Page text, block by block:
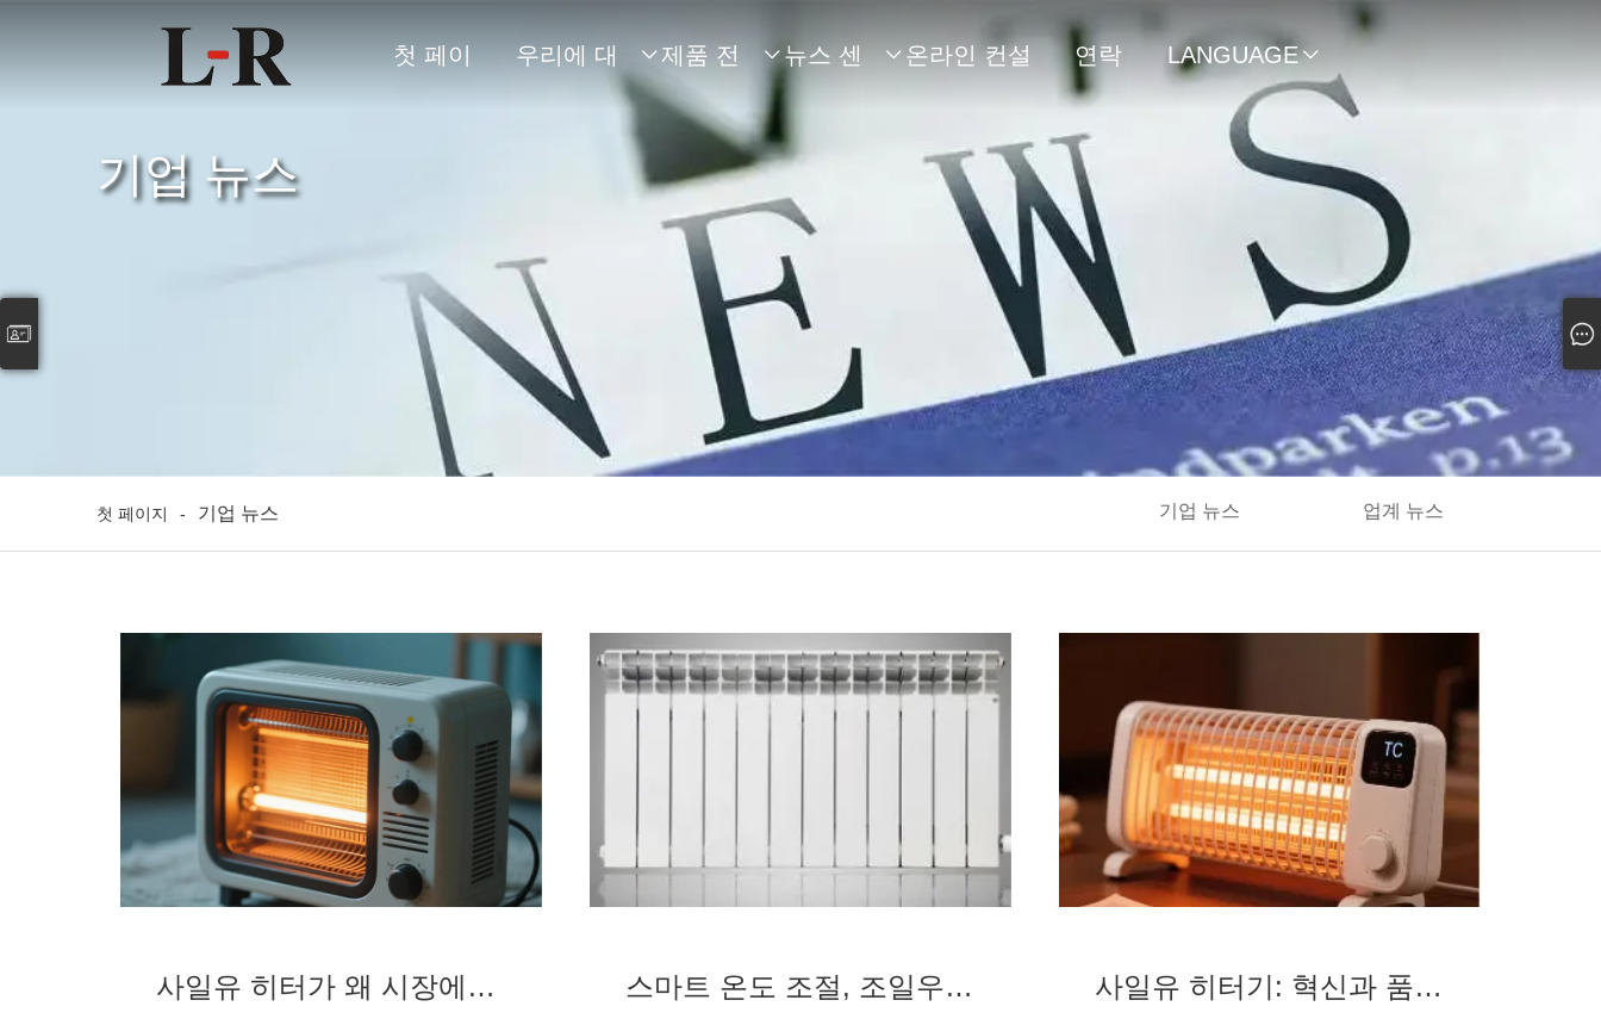
첫 페이 우리에 대  제품 전
시
 뉴스 센  온라인 컨설 연락
처
LANGUAGE 
기업 뉴스
첫 페이지 - 기업 뉴스 기업 뉴스 업계 뉴스
사일유 히터가 왜 시장에서 두각을 나타내는지, 보고 나면 알 수 있다 스마트 온도 조절, 조일우 히터는 더욱 친절하다 사일유 히터기: 혁신과 품질로 모든 집을 따뜻하게 하다